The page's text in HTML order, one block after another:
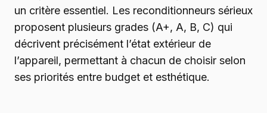
un critère essentiel. Les reconditionneurs sérieux
proposent plusieurs grades (A+, A, B, C) qui
décrivent précisément l’état extérieur de
l’appareil, permettant à chacun de choisir selon
ses priorités entre budget et esthétique.